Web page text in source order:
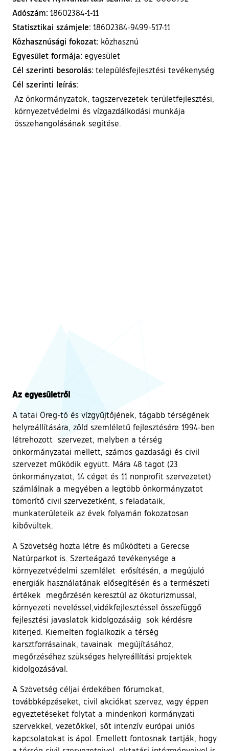
Adószám: 18602384-1-11
Statisztikai számjele: 18602384-9499-517-11
Közhasznúsági fokozat: közhasznú
Egyesület formája: egyesület
Cél szerinti besorolás: településfejlesztési tevékenység
Cél szerinti leírás:
Az önkormányzatok, tagszervezetek területfejlesztési,
környezetvédelmi és vízgazdálkodási munkája
összehangolásának segítése.
Az egyesületről
A tatai Öreg-tó és vízgyűjtőjének, tágabb térségének
helyreállítására, zöld szemléletű fejlesztésére 1994-ben
létrehozott szervezet, melyben a térség
önkormányzatai mellett, számos gazdasági és civil
szervezet működik együtt. Mára 48 tagot (23
önkormányzatot, 14 céget és 11 nonprofit szervezetet)
számlálnak a megyében a legtöbb önkormányzatot
tömörítő civil szervezetként, s feladataik,
munkaterületeik az évek folyamán fokozatosan
kibővültek.
A Szövetség hozta létre és működteti a Gerecse
Natúrparkot is. Szerteágazó tevékenysége a
környezetvédelmi szemlélet erősítésén, a megújuló
energiák használatának elősegítésén és a természeti
értékek megőrzésén keresztül az ökoturizmussal,
környezeti neveléssel,vidékfejlesztéssel összefüggő
fejlesztési javaslatok kidolgozásáig sok kérdésre
kiterjed. Kiemelten foglalkozik a térség
karsztforrásainak, tavainak megújításához,
megőrzéséhez szükséges helyreállítási projektek
kidolgozásával.
A Szövetség céljai érdekében fórumokat,
továbbképzéseket, civil akciókat szervez, vagy éppen
egyeztetéseket folytat a mindenkori kormányzati
szervekkel, vezetőkkel, sőt intenzív európai uniós
kapcsolatokat is ápol. Emellett fontosnak tartják, hogy